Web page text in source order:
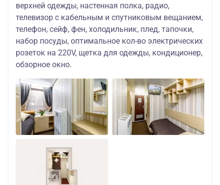
верхней одежды, настенная полка, радио,
телевизор с кабельным и спутниковым вещанием,
телефон, сейф, фен, холодильник, плед, тапочки,
набор посуды, оптимальное кол-во электрических
розеток на 220V, щетка для одежды, кондиционер,
обзорное окно.